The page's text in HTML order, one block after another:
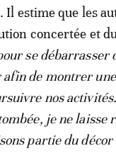
estime que les
concertée et
se
afin de montrer
nos
je ne laisse
partie du